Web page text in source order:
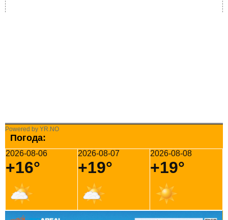
Powered by YR.NO
Погода:
2026-08-06
+16°
2026-08-07
+19°
2026-08-08
+19°